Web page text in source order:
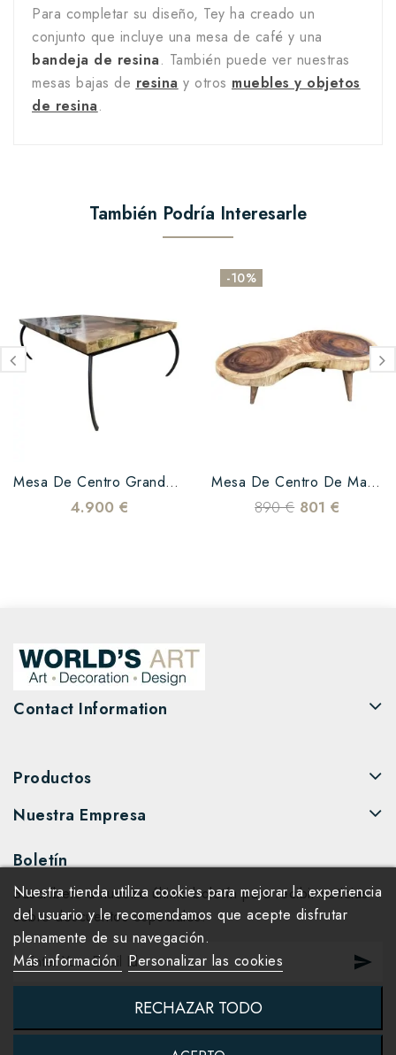
Para completar su diseño, Tey ha creado un
conjunto que incluye una mesa de café y una
bandeja de resina. También puede ver nuestras
mesas bajas de resina y otros muebles y objetos
de resina.
También Podría Interesarle
Mesa De Centro Grande En...
4.900 €
Mesa De Centro De Madera De...
890 €
-10%
801 €
Contact Information
Productos
Nuestra Empresa
Boletín
Suscríbete a nuestro último boletín para recibir noticias
sobre descuentos especiales.
Nuestra tienda utiliza cookies para mejorar la experiencia
del usuario y le recomendamos que acepte disfrutar
plenamente de su navegación.
Más información Personalizar las cookies
RECHAZAR TODO